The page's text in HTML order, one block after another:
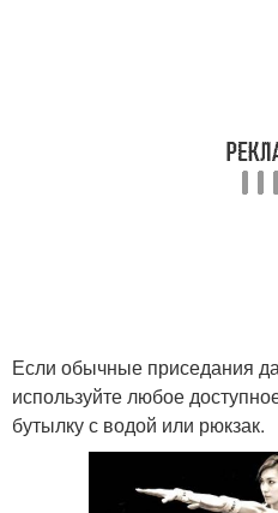
Если обычные приседания
используйте любое
бутылку с водой или рюкзак.